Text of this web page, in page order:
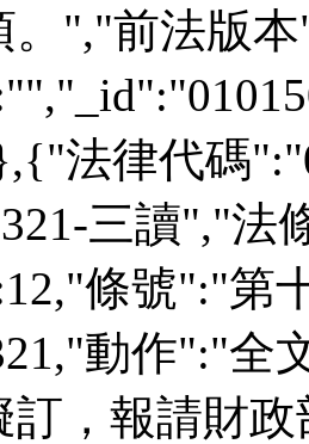
。","前法版
法律代碼
三讀","法
條號":"第
動作":"全
訂，報請財